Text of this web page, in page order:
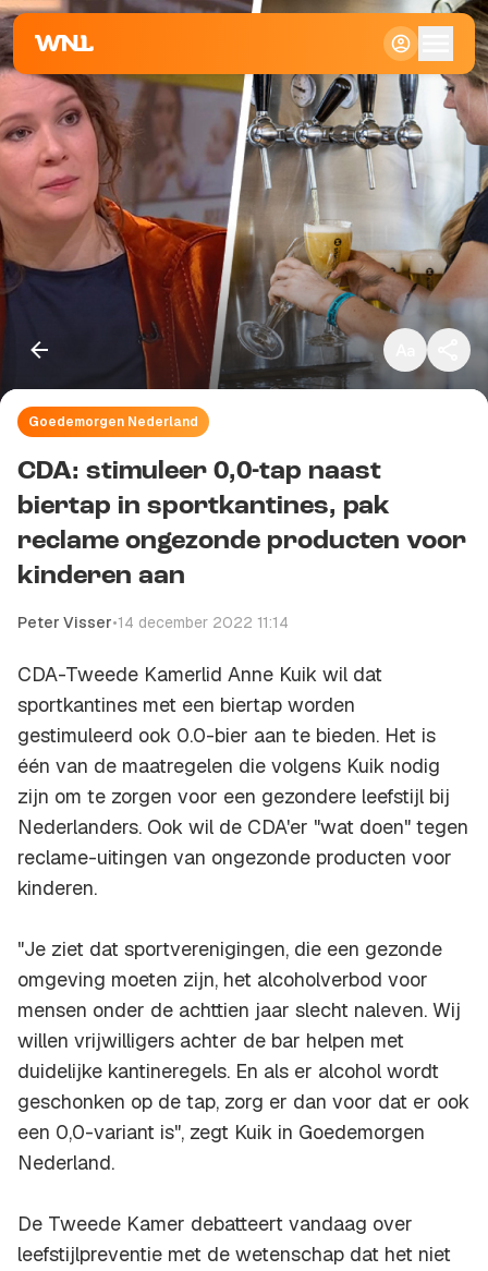
Klein
Standaard
Groot
Goedemorgen Nederland
CDA: stimuleer 0,0-tap naast
biertap in sportkantines, pak
reclame ongezonde producten voor
kinderen aan
Peter Visser•14 december 2022 11:14
CDA-Tweede Kamerlid Anne Kuik wil dat
sportkantines met een biertap worden
gestimuleerd ook 0.0-bier aan te bieden. Het is
één van de maatregelen die volgens Kuik nodig
zijn om te zorgen voor een gezondere leefstijl bij
Nederlanders. Ook wil de CDA'er "wat doen" tegen
reclame-uitingen van ongezonde producten voor
kinderen.
"Je ziet dat sportverenigingen, die een gezonde
omgeving moeten zijn, het alcoholverbod voor
mensen onder de achttien jaar slecht naleven. Wij
willen vrijwilligers achter de bar helpen met
duidelijke kantineregels. En als er alcohol wordt
geschonken op de tap, zorg er dan voor dat er ook
een 0,0-variant is", zegt Kuik in Goedemorgen
Nederland.
De Tweede Kamer debatteert vandaag over
leefstijlpreventie met de wetenschap dat het niet